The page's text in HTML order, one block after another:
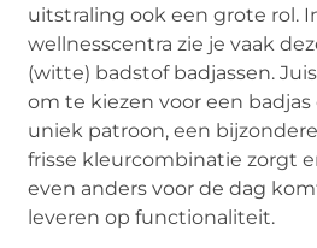
uitstraling ook een grote rol.
wellnesscentra zie je vaak
(witte) badstof badjassen.
om te kiezen voor een badjas
uniek patroon, een
frisse kleurcombinatie zorgt
even anders voor de dag
leveren op functionaliteit.